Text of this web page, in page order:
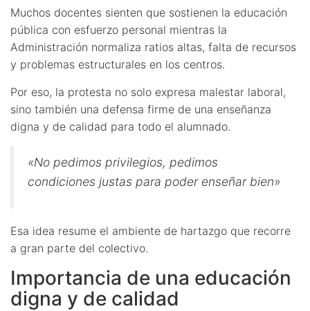
Muchos docentes sienten que sostienen la educación
pública con esfuerzo personal mientras la
Administración normaliza ratios altas, falta de recursos
y problemas estructurales en los centros.
Por eso, la protesta no solo expresa malestar laboral,
sino también una defensa firme de una enseñanza
digna y de calidad para todo el alumnado.
«No pedimos privilegios, pedimos
condiciones justas para poder enseñar bien»
Esa idea resume el ambiente de hartazgo que recorre
a gran parte del colectivo.
Importancia de una educación
digna y de calidad